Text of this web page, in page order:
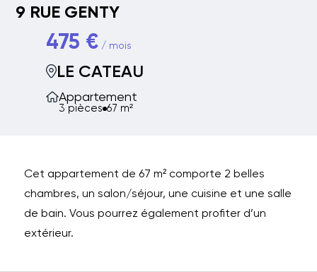
9 RUE GENTY
475 €/ mois
LE CATEAU
Appartement
3 pièces 67 m²
Cet appartement de 67 m² comporte 2 belles
chambres, un salon/séjour, une cuisine et une salle
de bain. Vous pourrez également profiter d’un
extérieur.